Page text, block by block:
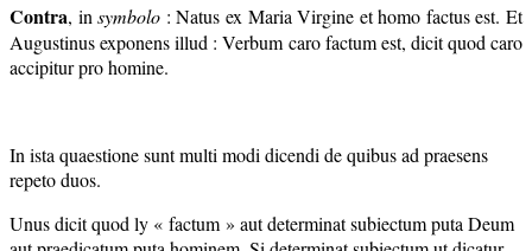
Contra, insymbolo : Natus ex Maria Virgine et homo factus est. Et
Augustinus exponens illud : Verbum caro factum est, dicit quod caro
accipitur pro homine.
In ista quaestione sunt multi modi dicendi de quibus ad praesens
repeto duos.
Unus dicit quod ly « factum » aut determinat subiectum puta Deum